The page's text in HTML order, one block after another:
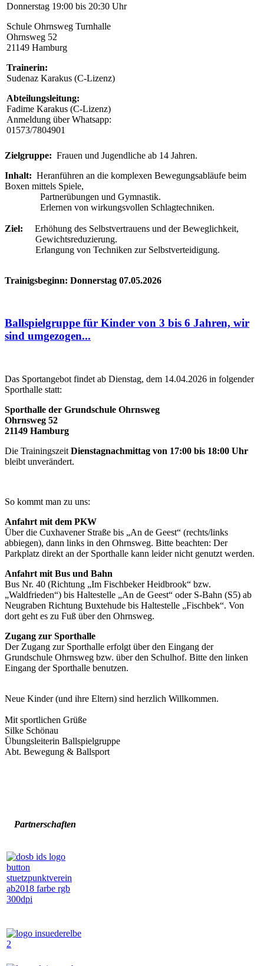
Donnerstag 19:00 bis 20:30 Uhr
Schule Ohrnsweg Turnhalle
Ohrnsweg 52
21149 Hamburg
Trainerin:
Sudenaz Karakus (C-Lizenz)
Abteilungsleitung:
Fadime Karakus (C-Lizenz)
Anmeldung über Whatsapp:
01573/7804901
Zielgruppe: Frauen und Jugendliche ab 14 Jahren.
Inhalt: Heranführen an die komplexen Bewegungsabläufe beim
Boxen mittels Spiele,
Partnerübungen und Gymnastik.
Erlernen von wirkungsvollen Schlagtechniken.
Ziel: Erhöhung des Selbstvertrauens und der Beweglichkeit,
Gewichtsreduzierung.
Erlangung von Techniken zur Selbstverteidigung.
Trainigsbeginn: Donnerstag 07.05.2026
Ballspielgruppe für Kinder von 3 bis 6 Jahren, wir
sind umgezogen...
Das Sportangebot findet ab Dienstag, dem 14.04.2026 in folgender
Sporthalle statt:
Sporthalle der Grundschule Ohrnsweg
Ohrnsweg 52
21149 Hamburg
Die Trainingszeit Dienstagnachmittag von 17:00 bis 18:00 Uhr
bleibt unverändert.
So kommt man zu uns:
Anfahrt mit dem PKW
Über die Cuxhavener Straße bis „An de Geest“ (rechts/links
abbiegen), dann links in den Ohrnsweg. Bitte beachten: Der
Parkplatz direkt an der Sporthalle kann leider nicht genutzt werden.
Anfahrt mit Bus und Bahn
Bus Nr. 40 (Richtung „Im Fischbeker Heidbrook“ bzw.
„Waldfrieden“) bis Haltestelle „An de Geest“ oder S-Bahn (S5) ab
Neugraben Richtung Buxtehude bis Haltestelle „Fischbek“. Von
dort geht es zu Fuß über den Ohrnsweg.
Zugang zur Sporthalle
Der Zugang zur Sporthalle erfolgt über den Eingang der
Grundschule Ohrnsweg bzw. über den Schulhof. Bitte den linken
Eingang der Sporthalle benutzen.
Neue Kinder (und ihre Eltern) sind herzlich Willkommen.
Mit sportlichen Grüße
Silke Schönau
Übungsleiterin Ballspielgruppe
Abt. Bewegung & Ballsport
Partnerschaften